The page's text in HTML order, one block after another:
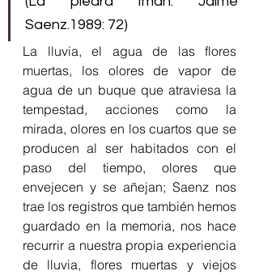
Saenz.1989: 72)
La lluvia, el agua de las flores
muertas, los olores de vapor de
agua de un buque que atraviesa la
tempestad, acciones como la
mirada, olores en los cuartos que se
producen al ser habitados con el
paso del tiempo, olores que
envejecen y se añejan; Saenz nos
trae los registros que también hemos
guardado en la memoria, nos hace
recurrir a nuestra propia experiencia
de lluvia, flores muertas y viejos